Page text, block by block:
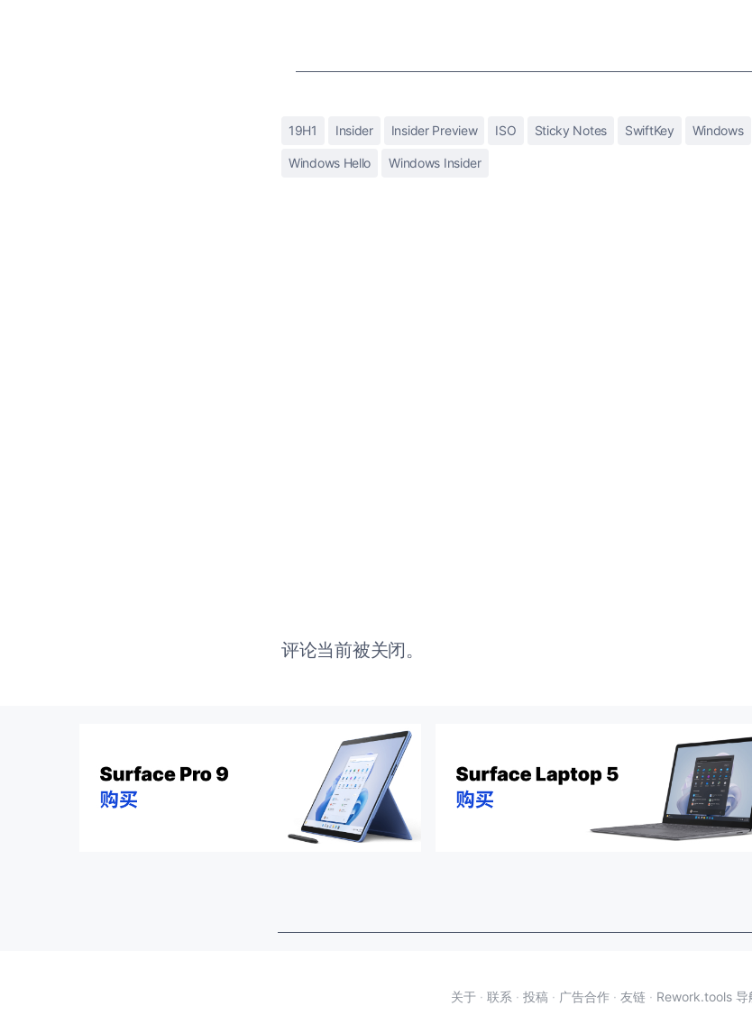
19H1 Insider Insider Preview ISO Sticky Notes SwiftKey Windows
Windows Hello Windows Insider
评论当前被关闭。
关于 · 联系 · 投稿 · 广告合作 · 友链 · Rework.tools 导